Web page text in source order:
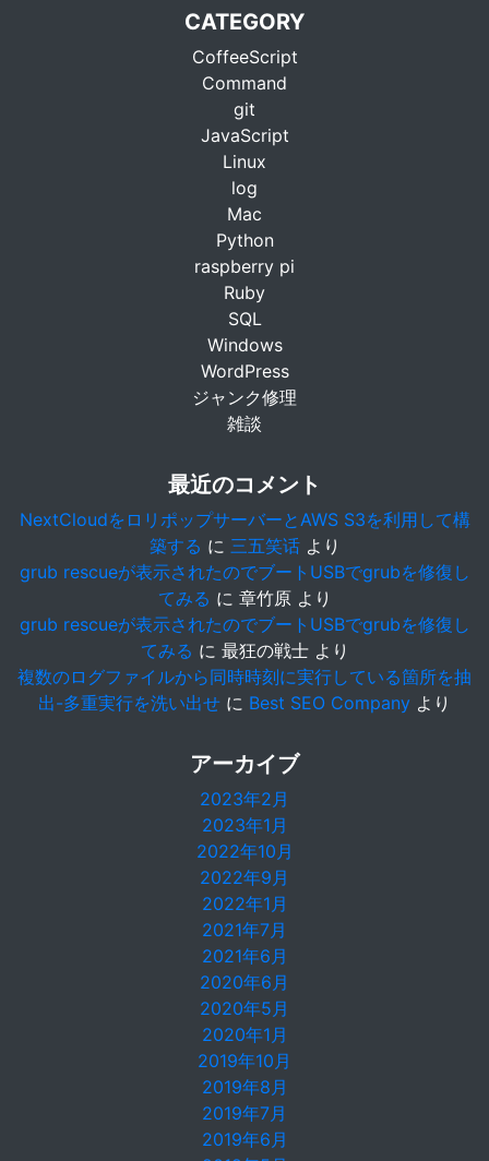
CATEGORY
CoffeeScript
Command
git
JavaScript
Linux
log
Mac
Python
raspberry pi
Ruby
SQL
Windows
WordPress
ジャンク修理
雑談
最近のコメント
NextCloudをロリポップサーバーとAWS S3を利用して構
築する に 三五笑话より
grub rescueが表示されたのでブートUSBでgrubを修復し
てみる に 章竹原より
grub rescueが表示されたのでブートUSBでgrubを修復し
てみる に 最狂の戦士より
複数のログファイルから同時時刻に実行している箇所を抽
出-多重実行を洗い出せ に Best SEO Company より
アーカイブ
2023年2月
2023年1月
2022年10月
2022年9月
2022年1月
2021年7月
2021年6月
2020年6月
2020年5月
2020年1月
2019年10月
2019年8月
2019年7月
2019年6月